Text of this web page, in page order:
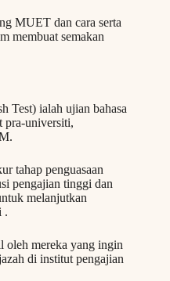
MUET dan cara serta
membuat semakan
Test) ialah ujian bahasa
pra-universiti,
tahap penguasaan
pengajian tinggi dan
melanjutkan
.
mereka yang ingin
di institut pengajian